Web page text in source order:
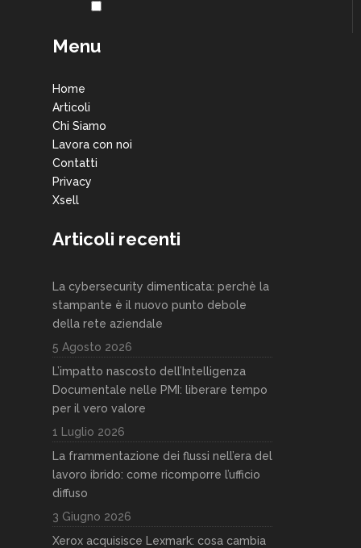
Menu
Home
Articoli
Chi Siamo
Lavora con noi
Contatti
Privacy
Xsell
Articoli recenti
La cybersecurity dimenticata: perchè la
stampante è il nuovo punto debole
della rete aziendale
5 Agosto 2026
L’impatto nascosto dell’Intelligenza
Documentale nelle PMI: liberare tempo
per il vero valore
1 Luglio 2026
La frammentazione dei flussi nell’era del
lavoro ibrido: come ricomporre l’ufficio
diffuso
3 Giugno 2026
Xerox acquisisce Lexmark: cosa cambia